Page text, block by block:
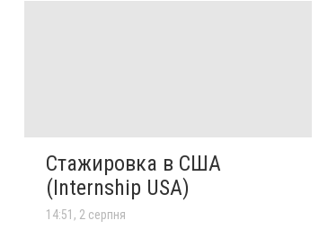
Стажировка в США
(Internship USA)
14:51, 2 серпня